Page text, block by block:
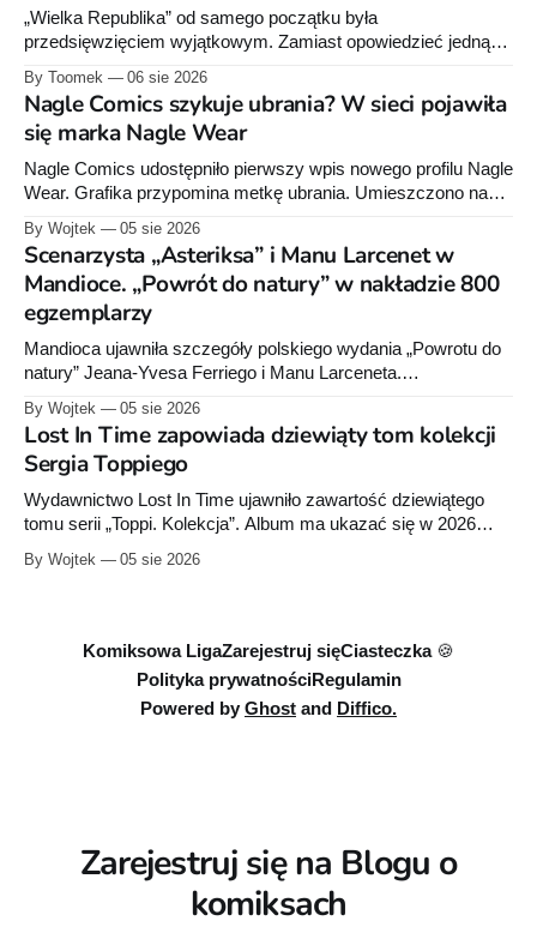
„Wielka Republika” od samego początku była
przedsięwzięciem wyjątkowym. Zamiast opowiedzieć jedną
historię w jednej serii książek czy komiksów, Lucasfilm
zdecydował się stworzyć rozbudowany projekt wydawniczy
obejmujący powieści dla dorosłych, młodzieży i młodszych
czytelników, komiksy Marvela i Dark Horse'a, słuchowiska
oraz opowiadania. Wszystkie te elementy wzajemnie się
uzupełniają, tworząc
By Toomek 06 sie 2026
Nagle Comics szykuje ubrania? W sieci pojawiła
się marka Nagle Wear
Nagle Comics udostępniło pierwszy wpis nowego profilu Nagle
Wear. Grafika przypomina metkę ubrania. Umieszczono na
niej informacje „100% cotton”, „Made in Poland” oraz symbole
dotyczące prania. Powstała też osobna domena internetowa
pod nazwą marki.
By Wojtek 05 sie 2026
Scenarzysta „Asteriksa” i Manu Larcenet w
Mandioce. „Powrót do natury” w nakładzie 800
egzemplarzy
Mandioca ujawniła szczegóły polskiego wydania „Powrotu do
natury” Jeana-Yvesa Ferriego i Manu Larceneta.
Sześciotomowa seria trafi do jednego integrala liczącego około
290 stron.
By Wojtek 05 sie 2026
Lost In Time zapowiada dziewiąty tom kolekcji
Sergia Toppiego
Wydawnictwo Lost In Time ujawniło zawartość dziewiątego
tomu serii „Toppi. Kolekcja”. Album ma ukazać się w 2026
roku i liczyć około 260 stron.
By Wojtek 05 sie 2026
Komiksowa LigaZarejestruj sięCiasteczka 🍪
Polityka prywatnościRegulamin
Powered by Ghost and Diffico.
Zarejestruj się na Blogu o
komiksach